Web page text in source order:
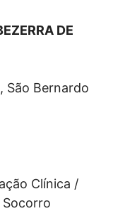
DE
São Bernardo
Clínica /